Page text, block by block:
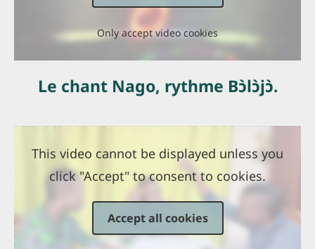
Only accept video cookies
Le chant Nago, rythme Bɔ̀lɔ̀jɔ̀.
This video cannot be displayed unless you
click "Accept" to consent to cookies.
Accept all cookies